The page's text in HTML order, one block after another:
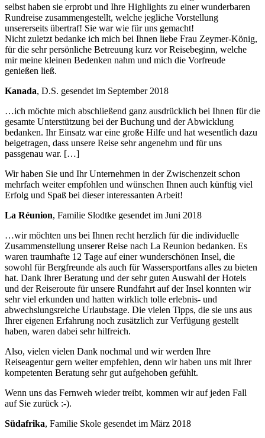
selbst haben sie erprobt und Ihre Highlights zu einer wunderbaren
Rundreise zusammengestellt, welche jegliche Vorstellung
unsererseits übertraf! Sie war wie für uns gemacht!
Nicht zuletzt bedanke ich mich bei Ihnen liebe Frau Zeymer-König,
für die sehr persönliche Betreuung kurz vor Reisebeginn, welche
mir meine kleinen Bedenken nahm und mich die Vorfreude
genießen ließ.
Kanada, D.S. gesendet im September 2018
…ich möchte mich abschließend ganz ausdrücklich bei Ihnen für die
gesamte Unterstützung bei der Buchung und der Abwicklung
bedanken. Ihr Einsatz war eine große Hilfe und hat wesentlich dazu
beigetragen, dass unsere Reise sehr angenehm und für uns
passgenau war. […]
Wir haben Sie und Ihr Unternehmen in der Zwischenzeit schon
mehrfach weiter empfohlen und wünschen Ihnen auch künftig viel
Erfolg und Spaß bei dieser interessanten Arbeit!
La Réunion, Familie Slodtke gesendet im Juni 2018
…wir möchten uns bei Ihnen recht herzlich für die individuelle
Zusammenstellung unserer Reise nach La Reunion bedanken. Es
waren traumhafte 12 Tage auf einer wunderschönen Insel, die
sowohl für Bergfreunde als auch für Wassersportfans alles zu bieten
hat. Dank Ihrer Beratung und der sehr guten Auswahl der Hotels
und der Reiseroute für unsere Rundfahrt auf der Insel konnten wir
sehr viel erkunden und hatten wirklich tolle erlebnis- und
abwechslungsreiche Urlaubstage. Die vielen Tipps, die sie uns aus
Ihrer eigenen Erfahrung noch zusätzlich zur Verfügung gestellt
haben, waren dabei sehr hilfreich.
Also, vielen vielen Dank nochmal und wir werden Ihre
Reiseagentur gern weiter empfehlen, denn wir haben uns mit Ihrer
kompetenten Beratung sehr gut aufgehoben gefühlt.
Wenn uns das Fernweh wieder treibt, kommen wir auf jeden Fall
auf Sie zurück :-).
Südafrika, Familie Skole gesendet im März 2018